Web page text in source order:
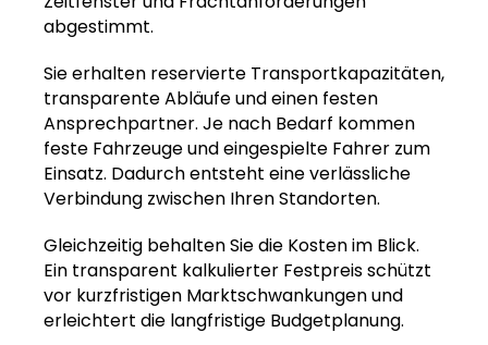
abgestimmt.
Sie erhalten reservierte Transportkapazitäten,
transparente Abläufe und einen festen
Ansprechpartner. Je nach Bedarf kommen
feste Fahrzeuge und eingespielte Fahrer zum
Einsatz. Dadurch entsteht eine verlässliche
Verbindung zwischen Ihren Standorten.
Gleichzeitig behalten Sie die Kosten im Blick.
Ein transparent kalkulierter Festpreis schützt
vor kurzfristigen Marktschwankungen und
erleichtert die langfristige Budgetplanung.